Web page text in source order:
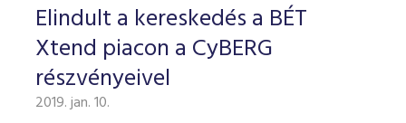
Elindult a kereskedés a BÉT
Xtend piacon a CyBERG
részvényeivel
2019. jan. 10.